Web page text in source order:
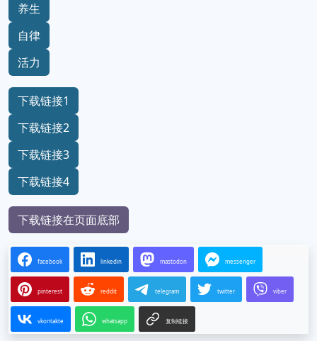
养生
自律
活力
下载链接1
下载链接2
下载链接3
下载链接4
下载链接在页面底部
facebook linkedin mastodon messenger
pinterest reddit telegram twitter viber
vkontakte whatsapp 复制链接